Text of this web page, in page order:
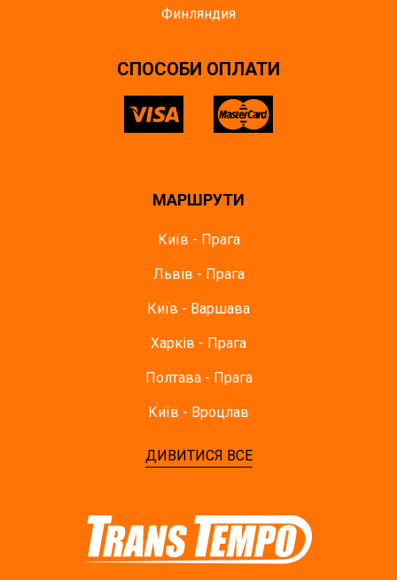
Финляндия
СПОСОБИ ОПЛАТИ
МАРШРУТИ
Київ - Прага
Львів - Прага
Київ - Варшава
Харків - Прага
Полтава - Прага
Київ - Вроцлав
ДИВИТИСЯ ВСЕ